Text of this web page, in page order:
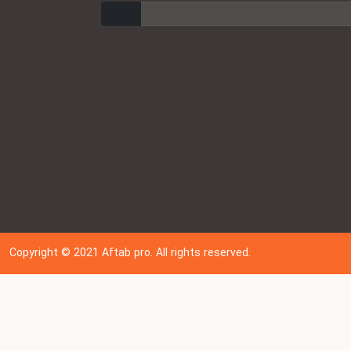
Copyright © 202 1Aftab pro. All rights reserved.